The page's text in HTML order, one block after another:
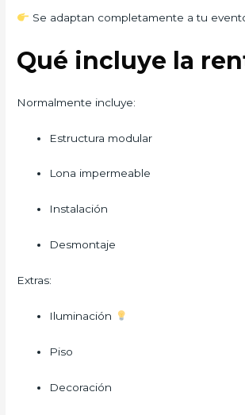
Se adaptan completamente a tu
Qué incluye la
Normalmente incluye:
Estructura modular
Lona impermeable
Instalación
Desmontaje
Extras:
Iluminación
Piso
Decoración